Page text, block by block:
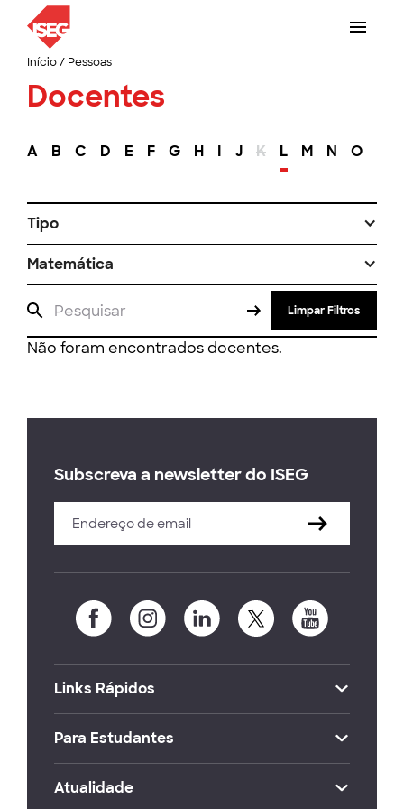
Início/ Pessoas
Docentes
A B C D E F G H I J K L M N O
Tipo
Matemática
Limpar Filtros
Não foram encontrados docentes.
Subscreva a newsletter do ISEG
Links Rápidos
Para Estudantes
Atualidade